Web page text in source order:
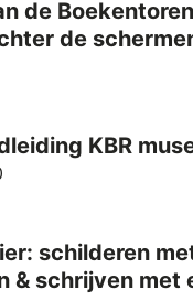
de
de
KBR
schilderen
& schrijven met